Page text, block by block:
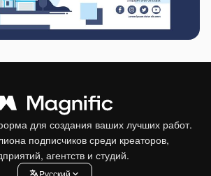
для создания ваших лучших работ.
подписчиков среди креаторов,
агентств и студий.